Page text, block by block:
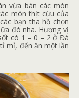
vừa bán các món
món thịt cừu của
bạn tha hồ chọn
đó nha. Hương vị
có 1 – 0 – 2 ở Đà
mỉ, đến ăn một lần